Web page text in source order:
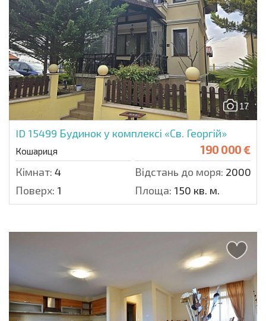
17
ID 15499 Будинок у комплексі «Св. Георгій»
Кошариця 190 000 €
Кімнат: 4 Відстань до моря: 2000 м.
Поверх: 1 Площа: 150 кв. м.